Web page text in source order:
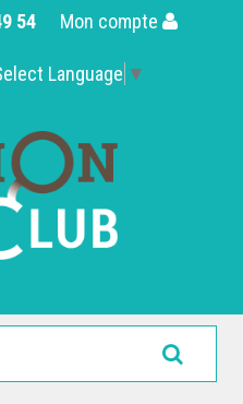
54
Mon compte
Language ▼